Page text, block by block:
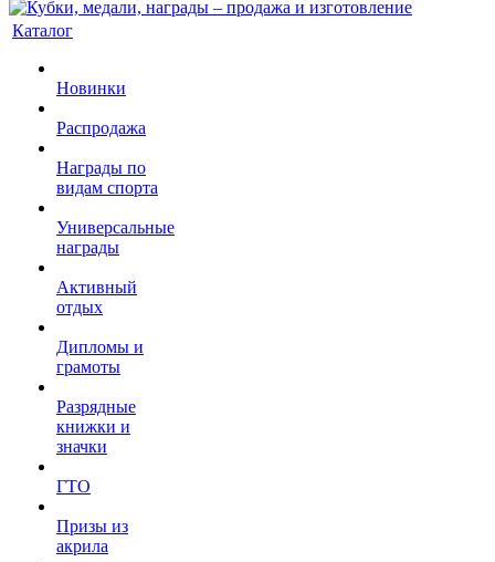
Каталог
Новинки
Распродажа
Награды по
видам спорта
Универсальные
награды
Активный
отдых
Дипломы и
грамоты
Разрядные
книжки и
значки
ГТО
Призы из
акрила